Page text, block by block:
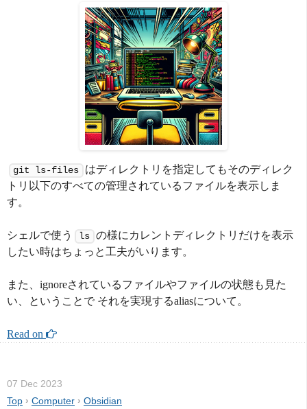
git ls-files
はディレクトリを指定してもそのディレク
トリ以下のすべての管理されているファイルを表示しま
す。
シェルで使う ls の様にカレントディレクトリだけを表示
したい時はちょっと工夫がいります。
また、ignoreされているファイルやファイルの状態も見た
い、ということで それを実現するaliasについて。
Read on
07 Dec 2023
Top › Computer › Obsidian